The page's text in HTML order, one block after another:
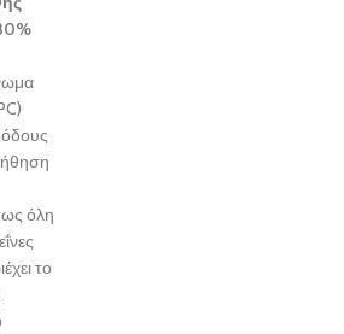
όλη
το